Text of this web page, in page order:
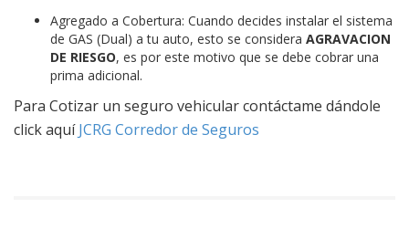
Agregado a Cobertura: Cuando decides instalar el sistema
de GAS (Dual) a tu auto, esto se considera AGRAVACION
DE RIESGO, es por este motivo que se debe cobrar una
prima adicional.
Para Cotizar un seguro vehicular contáctame dándole
click aquíJCRG Corredor de Seguros